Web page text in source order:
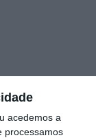
acedemos a
processamos
garante
de